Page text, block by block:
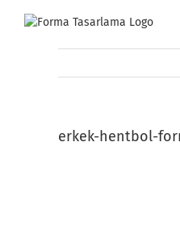
erkek-hentbol-